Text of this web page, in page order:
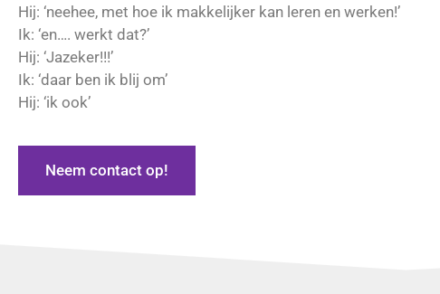
Hij: ‘neehee, met hoe ik makkelijker kan leren en werken!’
Ik: ‘en…. werkt dat?’
Hij: ‘Jazeker!!!’
Ik: ‘daar ben ik blij om’
Hij: ‘ik ook’
Neem contact op!